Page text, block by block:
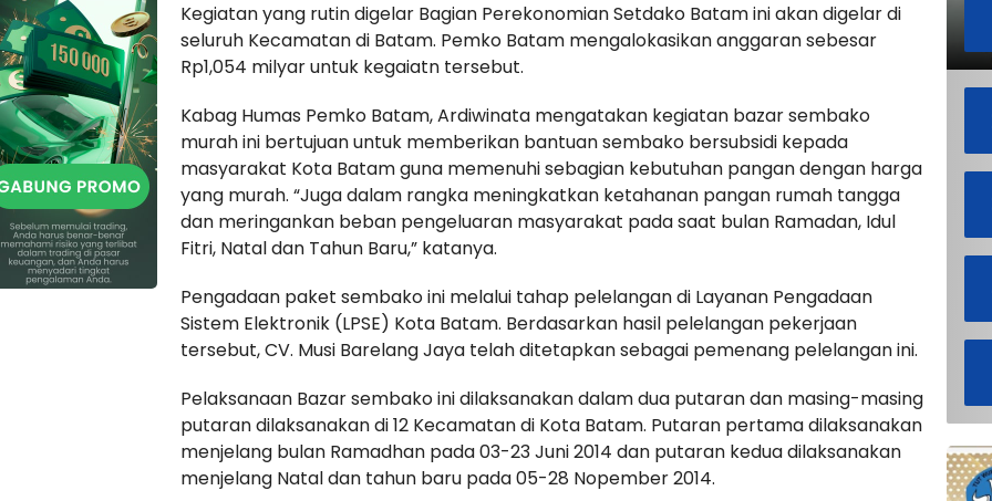
Kegiatan yang rutin digelar Bagian Perekonomian Setdako Batam ini akan digelar di
seluruh Kecamatan di Batam. Pemko Batam mengalokasikan anggaran sebesar
Rp1,054 milyar untuk kegaiatn tersebut.
Kabag Humas Pemko Batam, Ardiwinata mengatakan kegiatan bazar sembako
murah ini bertujuan untuk memberikan bantuan sembako bersubsidi kepada
masyarakat Kota Batam guna memenuhi sebagian kebutuhan pangan dengan harga
yang murah. “Juga dalam rangka meningkatkan ketahanan pangan rumah tangga
dan meringankan beban pengeluaran masyarakat pada saat bulan Ramadan, Idul
Fitri, Natal dan Tahun Baru,” katanya.
Pengadaan paket sembako ini melalui tahap pelelangan di Layanan Pengadaan
Sistem Elektronik (LPSE) Kota Batam. Berdasarkan hasil pelelangan pekerjaan
tersebut, CV. Musi Barelang Jaya telah ditetapkan sebagai pemenang pelelangan ini.
Pelaksanaan Bazar sembako ini dilaksanakan dalam dua putaran dan masing-masing
putaran dilaksanakan di 12 Kecamatan di Kota Batam. Putaran pertama dilaksanakan
menjelang bulan Ramadhan pada 03-23 Juni 2014 dan putaran kedua dilaksanakan
menjelang Natal dan tahun baru pada 05-28 Nopember 2014.